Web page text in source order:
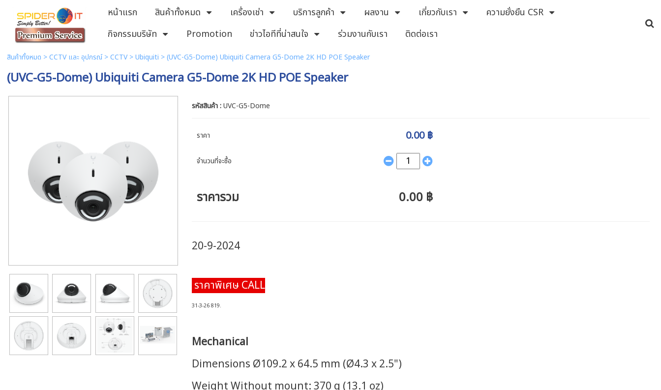
หน้าแรก สินค้าทั้งหมด เครื่องเช่า บริการลูกค้า ผลงาน เกี่ยวกับเรา
ความยั่งยืน CSR
กิจกรรมบริษัท
Promotion ข่าวไอทีที่น่าสนใจ ร่วมงานกับเรา ติดต่อเรา
สินค้าทั้งหมด >CCTV และ อุปกรณ์>CCTV>Ubiquiti > (UVC-G5-Dome) Ubiquiti Camera G5-Dome 2K HD POE Speaker
(UVC-G5-Dome) Ubiquiti Camera G5-Dome 2K HD POE Speaker
รหัสสินค้า :UVC-G5-Dome
ราคา 0.00 ฿
จำนวนที่จะซื้อ
ราคารวม 0.00 ฿
20-9-2024
ราคาพิเศษ CALL
31-3-26 819.
Mechanical
Dimensions Ø109.2 x 64.5 mm (Ø4.3 x 2.5")
Weight Without mount: 370 g (13.1 oz)